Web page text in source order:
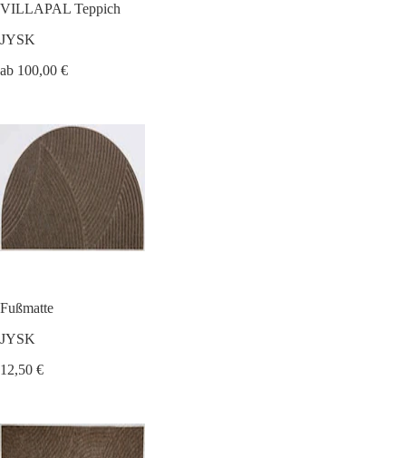
VILLAPAL Teppich
JYSK
ab 100,00 €
Fußmatte
JYSK
12,50 €